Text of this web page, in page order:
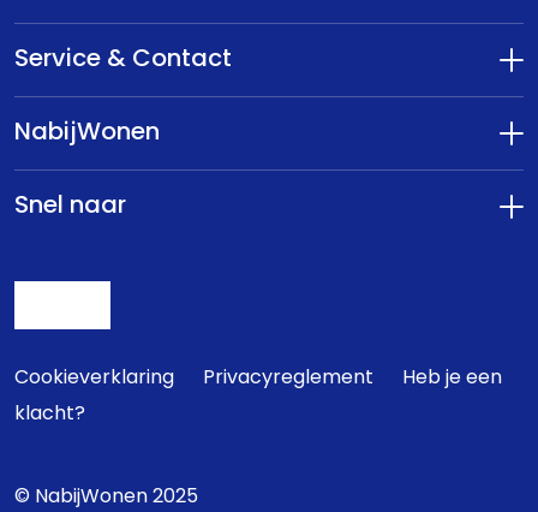
Service & Contact
NabijWonen
Snel naar
Cookieverklaring Privacyreglement
Heb je een
klacht?
© NabijWonen 2025